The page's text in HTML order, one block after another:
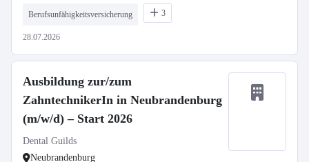
Berufsunfähigkeitsversicherung 3
28.07.2026
Ausbildung zur/zum
ZahntechnikerIn in Neubrandenburg
(m/w/d) – Start 2026
Dental Guilds
Neubrandenburg